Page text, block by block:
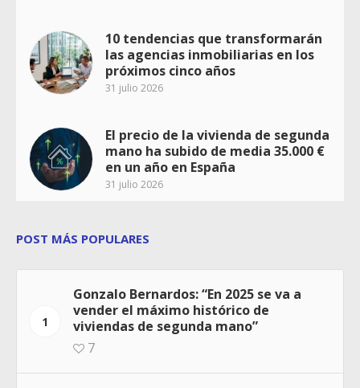
10 tendencias que transformarán
las agencias inmobiliarias en los
próximos cinco años
31 julio 2026
El precio de la vivienda de segunda
mano ha subido de media 35.000 €
en un año en España
31 julio 2026
POST MÁS POPULARES
1
Gonzalo Bernardos: “En 2025 se va a
vender el máximo histórico de
viviendas de segunda mano”
7